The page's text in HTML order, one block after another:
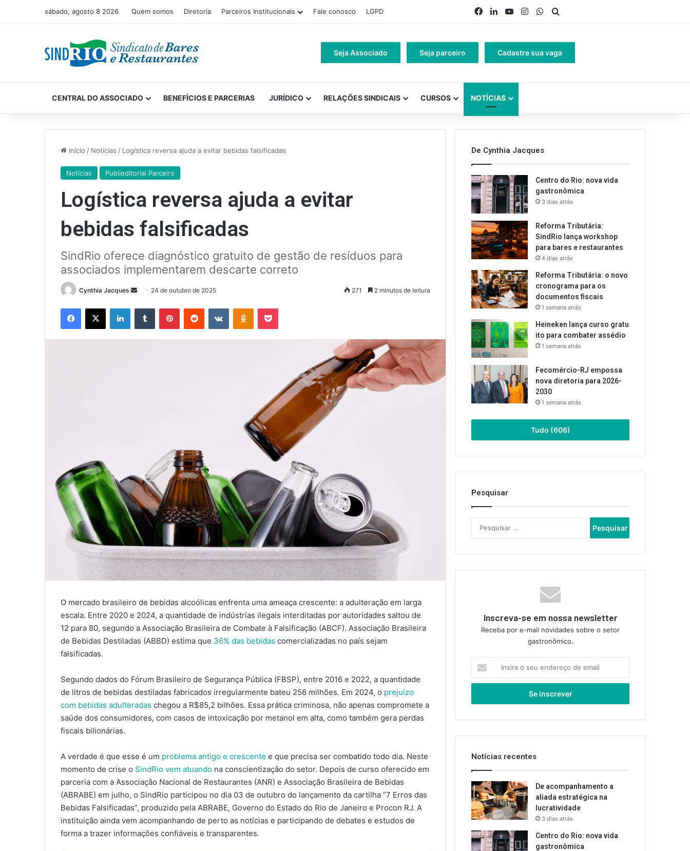
sábado, agosto 8 2026 Quem somos Diretoria Parceiros Institucionais Fale conosco LGPD Facebook
LinkedinYouTubeInstagramWhatsApp
Seja Associado Seja parceiro Cadastre sua vaga
CENTRAL DO ASSOCIADO BENEFÍCIOS E PARCERIAS JURÍDICO RELAÇÕES SINDICAIS CURSOS NOTÍCIAS
Início / Notícias / Logística reversa ajuda a evitar bebidas falsificadas
Notícias Publieditorial Parceiro
Logística reversa ajuda a evitar
bebidas falsificadas
SindRio oferece diagnóstico gratuito de gestão de resíduos para
associados implementarem descarte correto
Cynthia Jacques
Mande24 de outubro de 2025 271 2 minutos de leitura
Facebook
X LinkedinTumblr PinterestReddit VK OK Pocket
O mercado brasileiro de bebidas alcoólicas enfrenta uma ameaça crescente: a adulteração em larga
escala. Entre 2020 e 2024, a quantidade de indústrias ilegais interditadas por autoridades saltou de
12 para 80, segundo a Associação Brasileira de Combate à Falsificação (ABCF). Associação Brasileira
de Bebidas Destiladas (ABBD) estima que 36% das bebidas comercializadas no país sejam
falsificadas.
Segundo dados do Fórum Brasileiro de Segurança Pública (FBSP), entre 2016 e 2022, a quantidade
de litros de bebidas destiladas fabricados irregularmente bateu 256 milhões. Em 2024, o prejuízo
com bebidas adulteradas chegou a R$85,2 bilhões. Essa prática criminosa, não apenas compromete a
saúde dos consumidores, com casos de intoxicação por metanol em alta, como também gera perdas
fiscais bilionárias.
A verdade é que esse é um problema antigo e crescente e que precisa ser combatido todo dia. Neste
momento de crise o SindRio vem atuando na conscientização do setor. Depois de curso oferecido em
parceria com a Associação Nacional de Restaurantes (ANR) e Associação Brasileira de Bebidas
(ABRABE) em julho, o SindRio participou no dia 03 de outubro do lançamento da cartilha “7 Erros das
Bebidas Falsificadas”, produzido pela ABRABE, Governo do Estado do Rio de Janeiro e Procon RJ. A
instituição ainda vem acompanhando de perto as notícias e participando de debates e estudos de
forma a trazer informações confiáveis e transparentes.
De Cynthia Jacques
Centro do Rio: nova vida
gastronômica
3 dias atrás
Reforma Tributária:
SindRio lança workshop
para bares e restaurantes
4 dias atrás
Reforma Tributária: o novo
cronograma para os
documentos fiscais
1 semana atrás
Heineken lança curso gratu
ito para combater assédio
1 semana atrás
Fecomércio-RJ empossa
nova diretoria para 2026-
2030
1 semana atrás
Tudo (606)
Pesquisar
por:
Inscreva-se em nossa newsletter
Receba por e-mail novidades sobre o setor
gastronômico.
seu
de
Notícias recentes
De acompanhamento a
aliada estratégica na
lucratividade
3 dias atrás
Centro do Rio: nova vida
gastronômica